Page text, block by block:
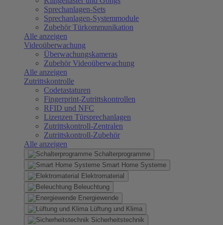
Sprechanlagen-Sets
Sprechanlagen-Systemmodule
Zubehör Türkommunikation
Alle anzeigen
Videoüberwachung
Überwachungskameras
Zubehör Videoüberwachung
Alle anzeigen
Zutrittskontrolle
Codetastaturen
Fingerprint-Zutrittskontrollen
RFID und NFC
Lizenzen Türsprechanlagen
Zutrittskontroll-Zentralen
Zutrittskontroll-Zubehör
Alle anzeigen
Schalterprogramme
Smart Home Systeme
Elektromaterial
Beleuchtung
Energiewende
Lüftung und Klima
Sicherheitstechnik